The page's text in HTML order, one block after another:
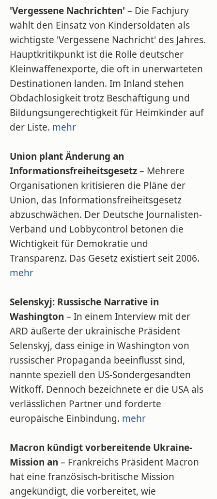
'Vergessene Nachrichten' – Die Fachjury
wählt den Einsatz von Kindersoldaten als
wichtigste 'Vergessene Nachricht' des Jahres.
Hauptkritikpunkt ist die Rolle deutscher
Kleinwaffenexporte, die oft in unerwarteten
Destinationen landen. Im Inland stehen
Obdachlosigkeit trotz Beschäftigung und
Bildungsungerechtigkeit für Heimkinder auf
der Liste. mehr
Union plant Änderung an
Informationsfreiheitsgesetz– Mehrere
Organisationen kritisieren die Pläne der
Union, das Informationsfreiheitsgesetz
abzuschwächen. Der Deutsche Journalisten-
Verband und Lobbycontrol betonen die
Wichtigkeit für Demokratie und
Transparenz. Das Gesetz existiert seit 2006.
mehr
Selenskyj: Russische Narrative in
Washington – In einem Interview mit der
ARD äußerte der ukrainische Präsident
Selenskyj, dass einige in Washington von
russischer Propaganda beeinflusst sind,
nannte speziell den US-Sondergesandten
Witkoff. Dennoch bezeichnete er die USA als
verlässlichen Partner und forderte
europäische Einbindung. mehr
Macron kündigt vorbereitende Ukraine-
Mission an – Frankreichs Präsident Macron
hat eine französisch-britische Mission
angekündigt, die vorbereitet, wie